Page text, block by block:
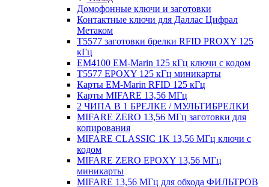
Домофонные ключи и заготовки
Контактные ключи для Даллас Цифрал
Метаком
T5577 заготовки брелки RFID PROXY 125
кГц
EM4100 EM-Marin 125 кГц ключи с кодом
T5577 EPOXY 125 кГц миникарты
Карты EM-Marin RFID 125 кГц
Карты MIFARE 13,56 МГц
2 ЧИПА В 1 БРЕЛКЕ / МУЛЬТИБРЕЛКИ
MIFARE ZERO 13,56 МГц заготовки для
копирования
MIFARE CLASSIC 1K 13,56 МГц ключи с
кодом
MIFARE ZERO EPOXY 13,56 МГц
миникарты
MIFARE 13,56 МГц для обхода ФИЛЬТРОВ